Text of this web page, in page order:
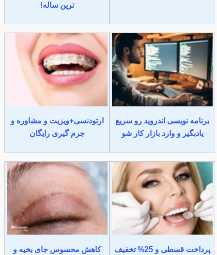
ترین ساله!
برنامه نویسی اندروید رو سریع
یادبگیر و وارد بازار کار شو
ارتودنسی+ویزیت و مشاوره و
جرم گیری رایگان
پرداخت قسطی و 25% تخفیف
کاهش محسوس جای بخیه و